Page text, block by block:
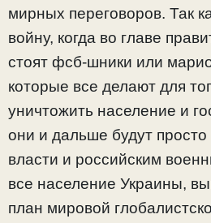
мирных переговоров. Так
войну, когда во главе
стоят фсб-шники или
которые все делают для
уничтожить население и
они и дальше будут просто
власти и российским
все население Украины,
план мировой